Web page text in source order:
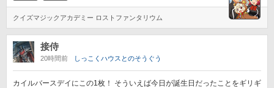
クイズマジックアカデミー ロストファンタリウム
接侍
20時間前 しっこくハウスとのそうぐう
カイルバースデイにこの1枚！ そういえば今日が誕生日だったことをギリギ